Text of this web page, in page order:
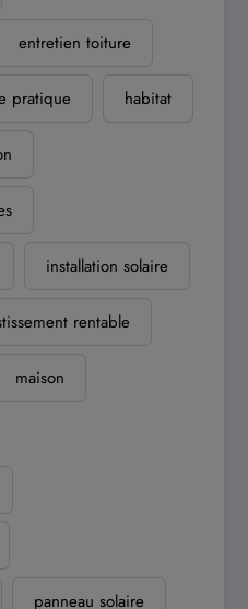
entretien toiture
pratique habitat
installation solaire
rentable
maison
panneau solaire